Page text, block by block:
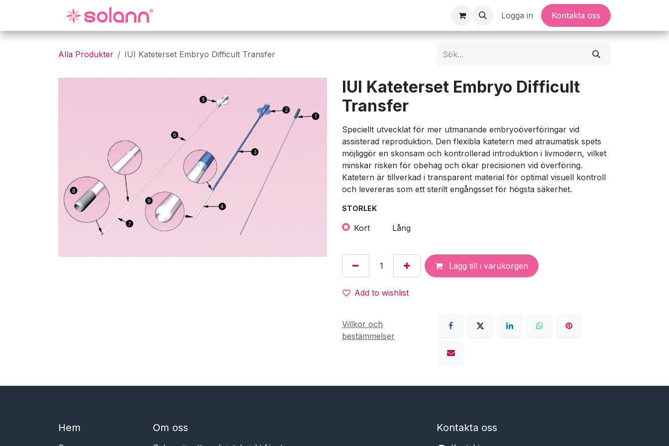
Logga in Kontakta oss
Alla Produkter IUI Kateterset Embryo Difficult Transfer
IUI Kateterset Embryo Difficult
Transfer
Speciellt utvecklat för mer utmanande embryoöverföringar vid
assisterad reproduktion. Den flexibla katetern med atraumatisk spets
möjliggör en skonsam och kontrollerad introduktion i livmodern, vilket
minskar risken för obehag och ökar precisionen vid överföring.
Katetern är tillverkad i transparent material för optimal visuell kontroll
och levereras som ett sterilt engångsset för högsta säkerhet.
STORLEK
Kort Lång
Lägg till i varukorgen
Add to wishlist
Villkor och
bestämmelser
Hem​​ Om oss Kontakta oss